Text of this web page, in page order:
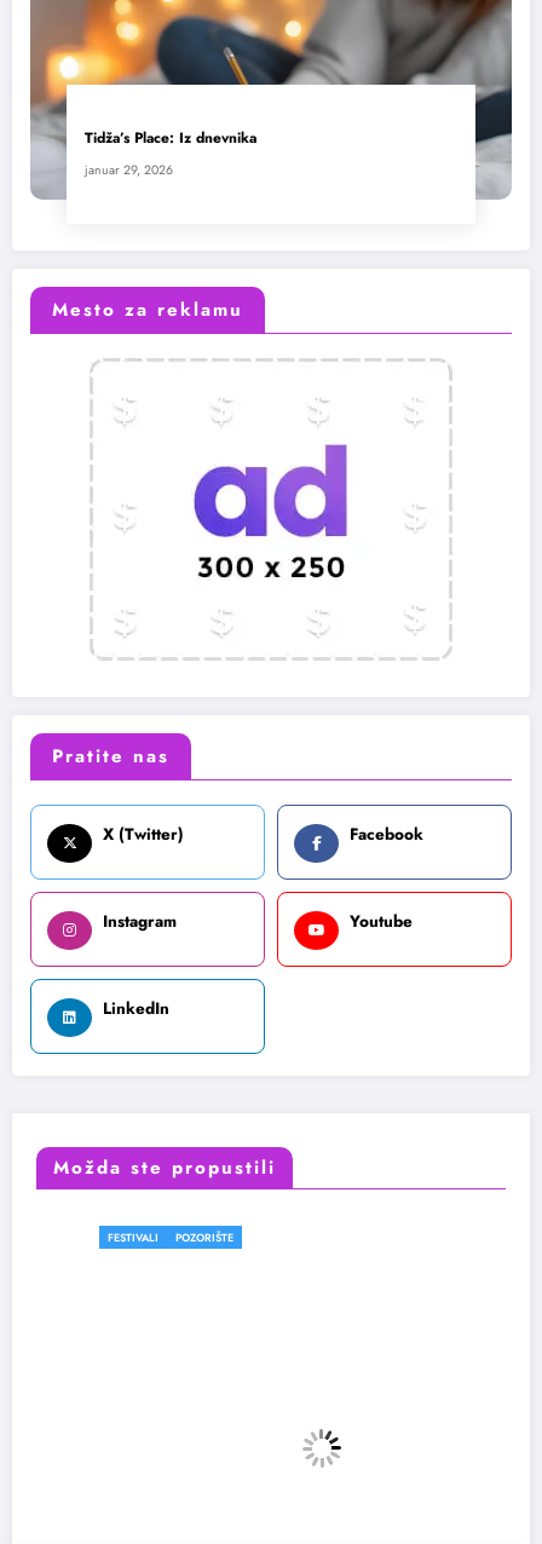
Tidža’s Place: Iz dnevnika
januar 29, 2026
Mesto za reklamu
Pratite nas
X (Twitter) Facebook
Instagram Youtube
LinkedIn
Možda ste propustili
POZORIŠTE